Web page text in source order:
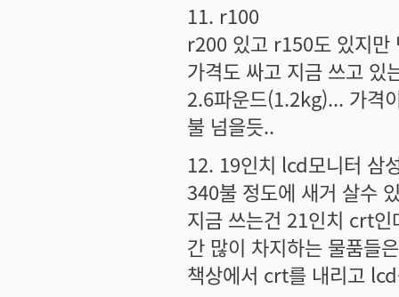
11. r100
r200 있고 r150도 있지만
가격도 싸고 지금 쓰고 있
2.6파운드(1.2kg)... 가격
불 넘을듯..
12. 19인치 lcd모니터 삼
340불 정도에 새거 살수
지금 쓰는건 21인치 crt인
간 많이 차지하는 물품들
책상에서 crt를 내리고